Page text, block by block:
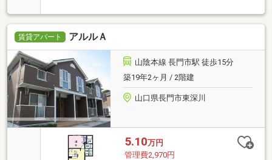
賃貸アパート アルルＡ
山陰本線 長門市駅 徒歩15分
築19年2ヶ月 / 2階建
山口県長門市東深川
5.10万円
管理費2,970円